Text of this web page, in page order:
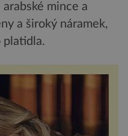
mince a
a široký náramek,
platidla.